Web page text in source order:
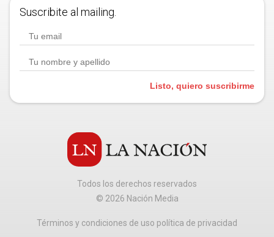
Suscribite al mailing.
Listo, quiero suscribirme
Todos los derechos reservados
© 2026 Nación Media
Términos y condiciones de uso política de privacidad